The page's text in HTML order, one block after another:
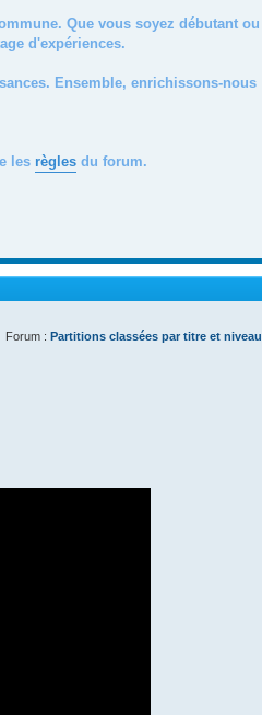
Que vous soyez débutant ou
d'expériences.
Ensemble, enrichissons-nous
les règles du forum.
Forum : Partitions classées par titre et niveau